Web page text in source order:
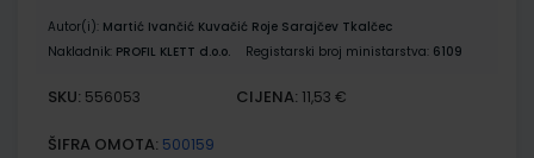
Autor(i): Martić Ivančić Kuvačić Roje Sarajčev Tkalčec
Nakladnik: PROFIL KLETT d.o.o. Registarski broj ministarstva: 6109
SKU: 556053 CIJENA: 11,53 €
ŠIFRA OMOTA: 500159